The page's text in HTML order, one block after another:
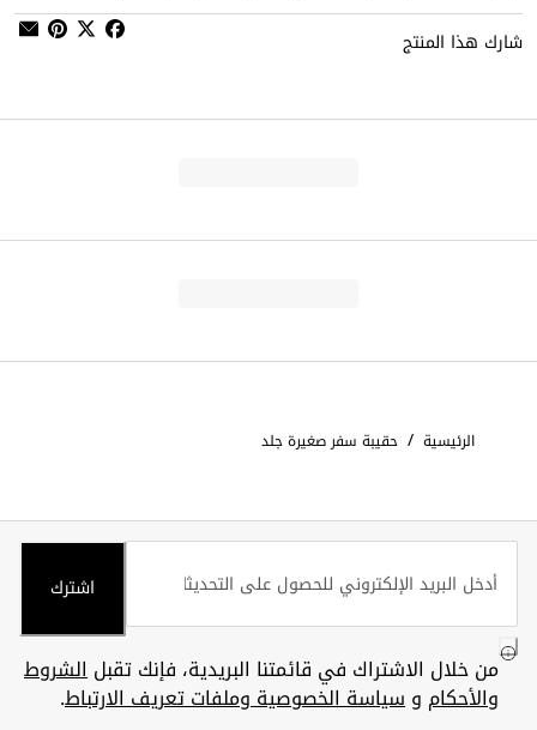
شارك هذا المنتج
الرئيسية / حقيبة سفر صغيرة جلد
اشترك
من خلال الاشتراك في قائمتنا البريدية، فإنك تقبلالشروط
والأحكام وسياسة الخصوصية وملفات تعريف الارتباط.